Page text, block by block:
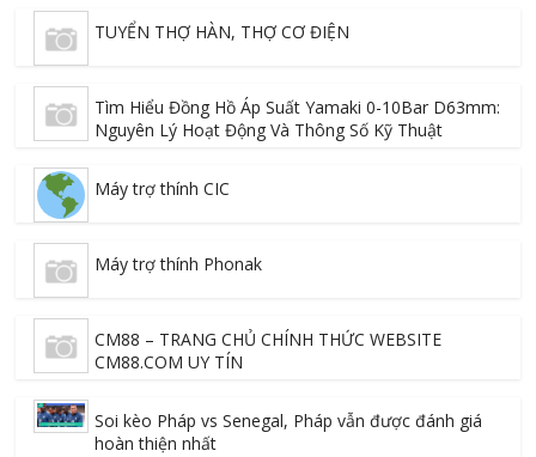
TUYỂN THỢ HÀN, THỢ CƠ ĐIỆN
Tìm Hiểu Đồng Hồ Áp Suất Yamaki 0-10Bar D63mm:
Nguyên Lý Hoạt Động Và Thông Số Kỹ Thuật
Máy trợ thính CIC
Máy trợ thính Phonak
CM88 – TRANG CHỦ CHÍNH THỨC WEBSITE
CM88.COM UY TÍN
Soi kèo Pháp vs Senegal, Pháp vẫn được đánh giá
hoàn thiện nhất